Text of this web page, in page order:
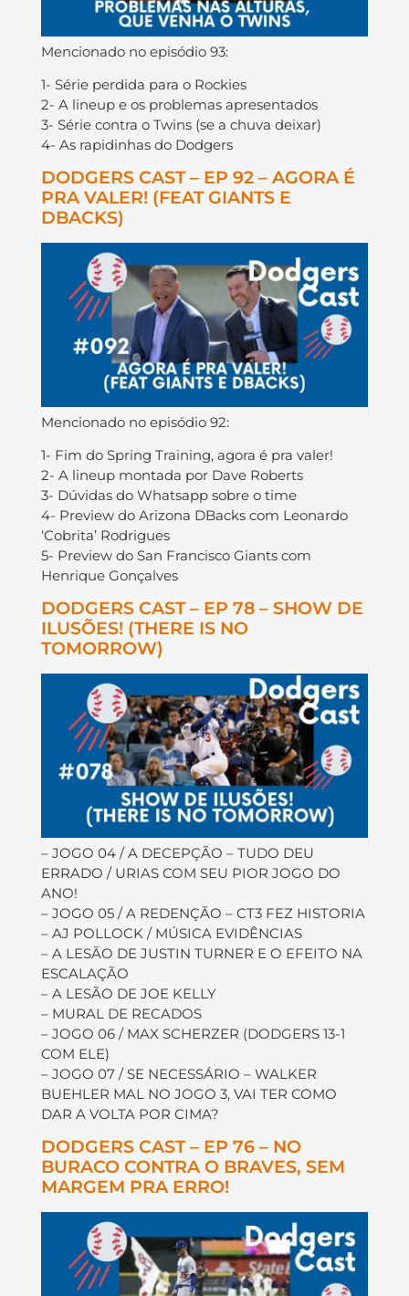
Mencionado no episódio 93:
1- Série perdida para o Rockies
2- A lineup e os problemas apresentados
3- Série contra o Twins (se a chuva deixar)
4- As rapidinhas do Dodgers
DODGERS CAST – EP 92 – AGORA É
PRA VALER! (FEAT GIANTS E
DBACKS)
Mencionado no episódio 92:
1- Fim do Spring Training, agora é pra valer!
2- A lineup montada por Dave Roberts
3- Dúvidas do Whatsapp sobre o time
4- Preview do Arizona DBacks com Leonardo
‘Cobrita’ Rodrigues
5- Preview do San Francisco Giants com
Henrique Gonçalves
DODGERS CAST – EP 78 – SHOW DE
ILUSÕES! (THERE IS NO
TOMORROW)
– JOGO 04 / A DECEPÇÃO – TUDO DEU
ERRADO / URIAS COM SEU PIOR JOGO DO
ANO!
– JOGO 05 / A REDENÇÃO – CT3 FEZ HISTORIA
– AJ POLLOCK / MÚSICA EVIDÊNCIAS
– A LESÃO DE JUSTIN TURNER E O EFEITO NA
ESCALAÇÃO
– A LESÃO DE JOE KELLY
– MURAL DE RECADOS
– JOGO 06 / MAX SCHERZER (DODGERS 13-1
COM ELE)
– JOGO 07 / SE NECESSÁRIO – WALKER
BUEHLER MAL NO JOGO 3, VAI TER COMO
DAR A VOLTA POR CIMA?
DODGERS CAST – EP 76 – NO
BURACO CONTRA O BRAVES, SEM
MARGEM PRA ERRO!